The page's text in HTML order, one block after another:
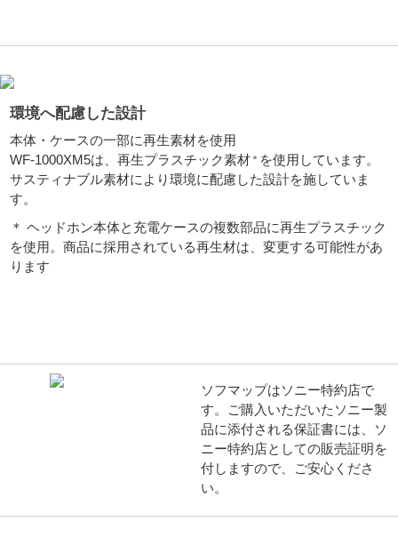
環境へ配慮した設計
本体・ケースの一部に再生素材を使用
WF-1000XM5は、再生プラスチック素材 ＊ を使用しています。
サスティナブル素材により環境に配慮した設計を施していま
す。
＊ ヘッドホン本体と充電ケースの複数部品に再生プラスチック
を使用。商品に採用されている再生材は、変更する可能性があ
ります
ソフマップはソニー特約店で
す。ご購入いただいたソニー製
品に添付される保証書には、ソ
ニー特約店としての販売証明を
付しますので、ご安心くださ
い。